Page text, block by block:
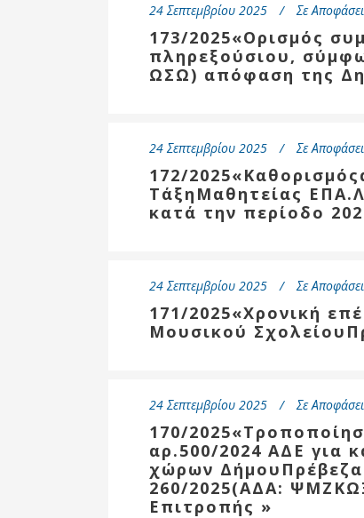
24 Σεπτεμβρίου 2025 Σε
173/2025«Ορισμός
πληρεξούσιου,
ΩΣΩ) απόφαση της
24 Σεπτεμβρίου 2025 Σε
172/
ΤάξηΜαθητείας
κατά την περίοδο
24 Σεπτεμβρίου 2025 Σε
171/2025«Χρονική
Μουσικού
24 Σεπτεμβρίου 2025 Σε
170/
αρ.500/2024 ΑΔΕ για
χώρων
260/2025(ΑΔΑ:
Επιτροπής »